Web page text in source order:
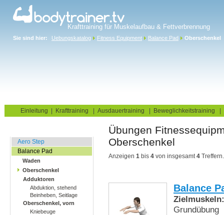
Krafttraining für Muskelaufbau & Fettverbrennung
Sie sind hier: Uebungskatalog Fitness Equipment Balance Pad Oberschenkel
Einleitung Krafttraining Ausdauertraining Beweglichkeitstraining
Aero Step
Balance Pad
Waden
Oberschenkel
Adduktoren
Abduktion, stehend
Beinheben, Seitlage
Oberschenkel, vorn
Kniebeuge
Übungen
Oberschenkel
Anzeigen 1 bis 4 von insgesamt 4 Treffern.
Balance
Zielmuskeln:
Grundübung